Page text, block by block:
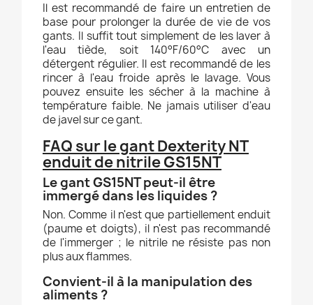
Il est recommandé de faire un entretien de
base pour prolonger la durée de vie de vos
gants. Il suffit tout simplement de les laver à
l'eau tiède, soit 140°F/60°C avec un
détergent régulier. Il est recommandé de les
rincer à l'eau froide après le lavage. Vous
pouvez ensuite les sécher à la machine à
température faible. Ne jamais utiliser d'eau
de javel sur ce gant.
FAQ sur le gant Dexterity NT
enduit de nitrile GS15NT
Le gant GS15NT peut-il être
immergé dans les liquides ?
Non. Comme il n'est que partiellement enduit
(paume et doigts), il n'est pas recommandé
de l'immerger ; le nitrile ne résiste pas non
plus aux flammes.
Convient-il à la manipulation des
aliments ?